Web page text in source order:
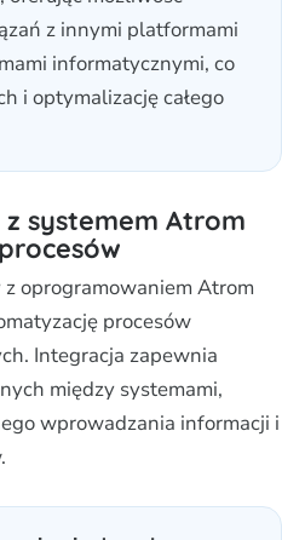
z innymi platformami
informatycznymi, co
i optymalizację całego
systemem Atrom
z oprogramowaniem Atrom
procesów
Integracja zapewnia
między systemami,
wprowadzania informacji i